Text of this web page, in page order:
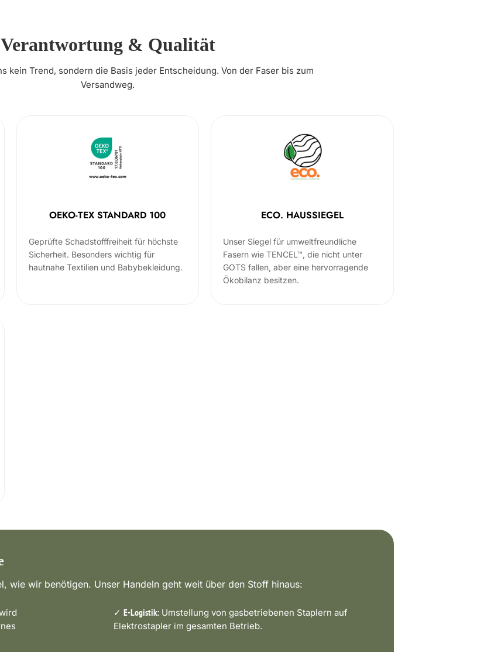
Verantwortung & Qualität
kein Trend, sondern die Basis jeder Entscheidung. Von der Faser bis zum
Versandweg.
OEKO-TEX STANDARD 100
Geprüfte Schadstofffreiheit für höchste
Sicherheit. Besonders wichtig für
hautnahe Textilien und Babybekleidung.
ECO. HAUSSIEGEL
Unser Siegel für umweltfreundliche
Fasern wie TENCEL™, die nicht unter
GOTS fallen, aber eine hervorragende
Ökobilanz besitzen.
wie wir benötigen. Unser Handeln geht weit über den Stoff hinaus:
✓ E-Logistik: Umstellung von gasbetriebenen Staplern auf
Elektrostapler im gesamten Betrieb.